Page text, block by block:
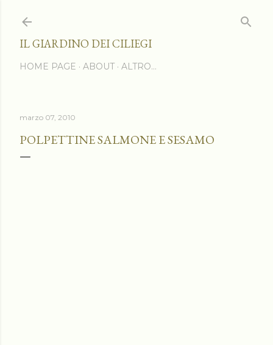
IL GIARDINO DEI CILIEGI
HOME PAGE ABOUT ALTRO…
marzo 07, 2010
POLPETTINE SALMONE E SESAMO